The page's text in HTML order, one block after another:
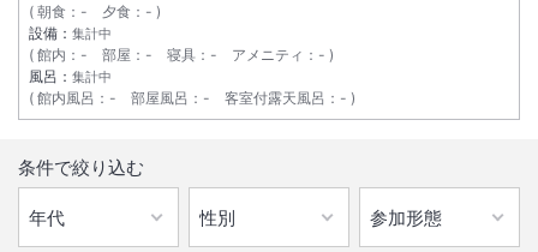
朝食 ： - 夕食 ： -
設備： 集計中
館内 ： - 部屋 ： - 寝具 ： - アメニティ ： -
風呂： 集計中
館内風呂 ： - 部屋風呂 ： - 客室付露天風呂 ： -
条件で絞り込む